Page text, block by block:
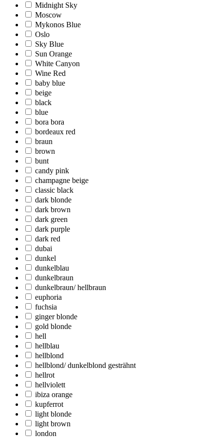
Midnight Sky
Moscow
Mykonos Blue
Oslo
Sky Blue
Sun Orange
White Canyon
Wine Red
baby blue
beige
black
blue
bora bora
bordeaux red
braun
brown
bunt
candy pink
champagne beige
classic black
dark blonde
dark brown
dark green
dark purple
dark red
dubai
dunkel
dunkelblau
dunkelbraun
dunkelbraun/ hellbraun
euphoria
fuchsia
ginger blonde
gold blonde
hell
hellblau
hellblond
hellblond/ dunkelblond gesträhnt
hellrot
hellviolett
ibiza orange
kupferrot
light blonde
light brown
london